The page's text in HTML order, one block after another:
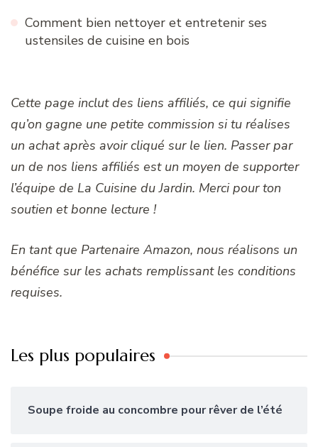
Comment bien nettoyer et entretenir ses
ustensiles de cuisine en bois
Cette page inclut des liens affiliés, ce qui signifie
qu’on gagne une petite commission si tu réalises
un achat après avoir cliqué sur le lien. Passer par
un de nos liens affiliés est un moyen de supporter
l’équipe de La Cuisine du Jardin. Merci pour ton
soutien et bonne lecture !
En tant que Partenaire Amazon, nous réalisons un
bénéfice sur les achats remplissant les conditions
requises.
Les plus populaires
Soupe froide au concombre pour rêver de l’été